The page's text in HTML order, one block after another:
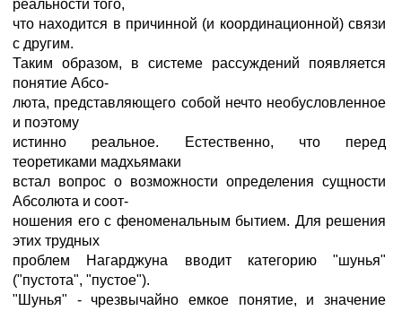
реальности того,
что находится в причинной (и координационной) связи
с другим.
Таким образом, в системе рассуждений появляется
понятие Абсо-
люта, представляющего собой нечто необусловленное
и поэтому
истинно реальное. Естественно, что перед
теоретиками мадхьямаки
встал вопрос о возможности определения сущности
Абсолюта и соот-
ношения его с феноменальным бытием. Для решения
этих трудных
проблем Нагарджуна вводит категорию "шунья"
("пустота", "пустое").
"Шунья" - чрезвычайно емкое понятие, и значение